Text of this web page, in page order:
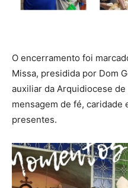
O encerramento foi
Missa, presidida por Dom
auxiliar da Arquidiocese
mensagem de fé, caridade
presentes.